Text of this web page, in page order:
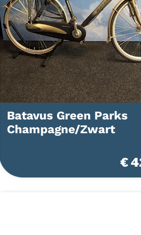
Batavus Green Parks
Champagne/Zwart
€